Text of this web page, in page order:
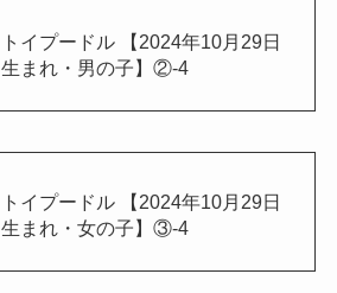
トイプードル 【2024年10月29日
生まれ・男の子】②-4
トイプードル 【2024年10月29日
生まれ・女の子】③-4